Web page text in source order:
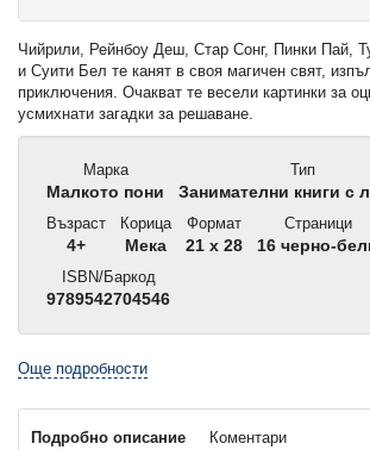
Чийрили, Рейнбоу Деш, Стар Сонг, Пинки Пай,
и Суити Бел те канят в своя магичен свят,
приключения. Очакват те весели картинки за
усмихнати загадки за решаване.
Марка
Малкото пони
Тип
Занимателни книги с
Възраст
4+
Корица
Мека
Формат
21 x 28
Страници
16 черно-
ISBN/Баркод
9789542704546
Още подробности
Подробно описание Коментари